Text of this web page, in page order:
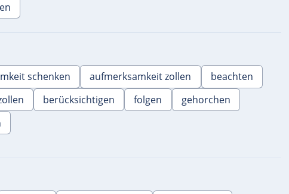
schenken aufmerksamkeit zollen
beachten
berücksichtigen folgen
gehorchen